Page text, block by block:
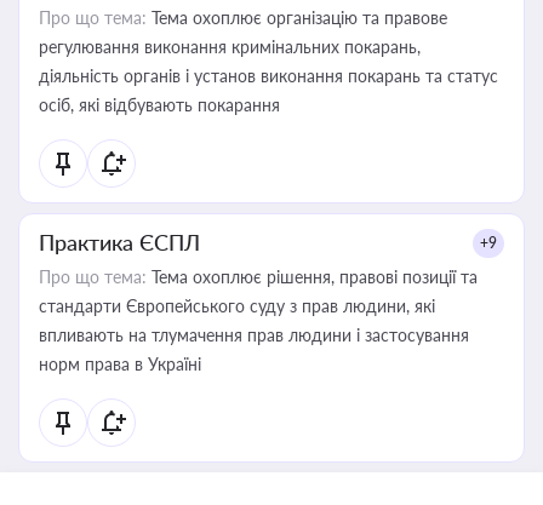
Про що тема: Тема охоплює організацію та правове
регулювання виконання кримінальних покарань,
діяльність органів і установ виконання покарань та статус
осіб, які відбувають покарання
Практика ЄСПЛ +9
Про що тема: Тема охоплює рішення, правові позиції та
стандарти Європейського суду з прав людини, які
впливають на тлумачення прав людини і застосування
норм права в Україні